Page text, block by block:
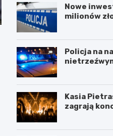
Nowe
milionów
Policja na
Kasia
zagrają